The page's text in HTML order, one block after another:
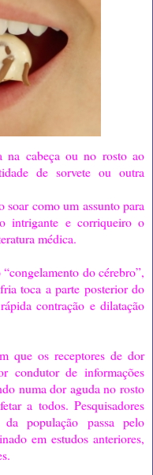
na cabeça ou no rosto ao
de sorvete ou outra
soar como um assunto para
intrigante e corriqueiro o
médica.
do cérebro”,
toca a parte posterior do
contração e dilatação
que os receptores de dor
condutor de informações
numa dor aguda no rosto
a todos. Pesquisadores
população passa pelo
em estudos anteriores,